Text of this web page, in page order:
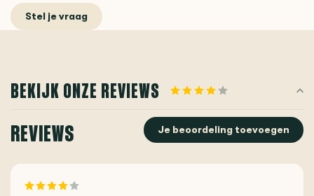
Stel je vraag
BEKIJK ONZE REVIEWS
REVIEWS Je beoordeling toevoegen